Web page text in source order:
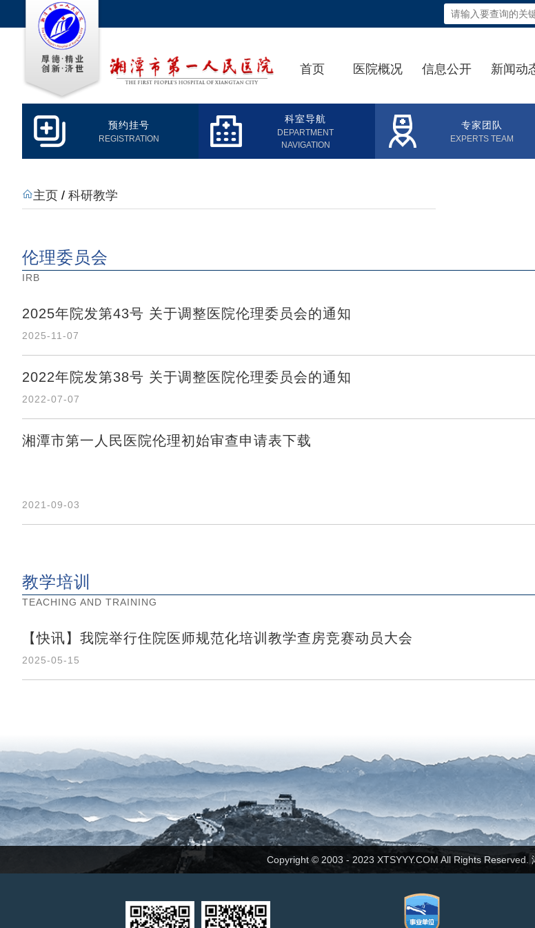
首页 医院概况 信息公开 新闻动
预约挂号
REGISTRATION
科室导航
DEPARTMENT
NAVIGATION
专家团队
EXPERTS TEAM
主页 / 科研教学
伦理委员会
IRB
2025年院发第43号 关于调整医院伦理委员会的通知
2025-11-07
2022年院发第38号 关于调整医院伦理委员会的通知
2022-07-07
湘潭市第一人民医院伦理初始审查申请表下载
2021-09-03
教学培训
TEACHING AND TRAINING
【快讯】我院举行住院医师规范化培训教学查房竞赛动员大会
2025-05-15
Copyright © 2003 - 2023 XTSYYY.COM All Rights Reserved.